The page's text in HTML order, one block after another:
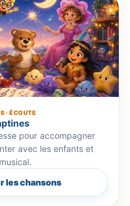
· ÉCOUTE
pour accompagner
avec les enfants et
les chansons